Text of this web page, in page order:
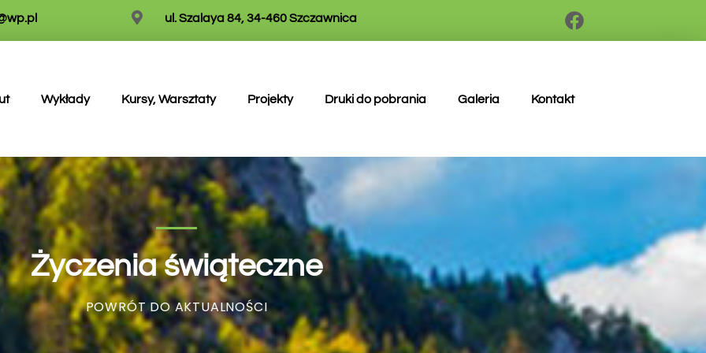
ul. Szalaya 84, 34-460 Szczawnica
Wykłady Kursy, Warsztaty Projekty Druki do pobrania Galeria Kontakt
Życzenia świąteczne
POWRÓT DO AKTUALNOŚCI